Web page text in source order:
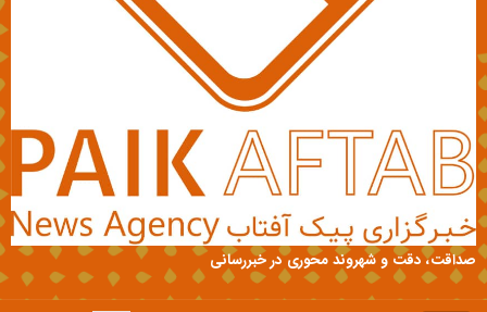
صداقت، دقت و شهروند محوری در خبررسانی